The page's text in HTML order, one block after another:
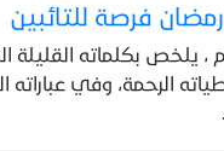
فرصة للتائبين
بكلماته القليلة
الرحمة، وفي